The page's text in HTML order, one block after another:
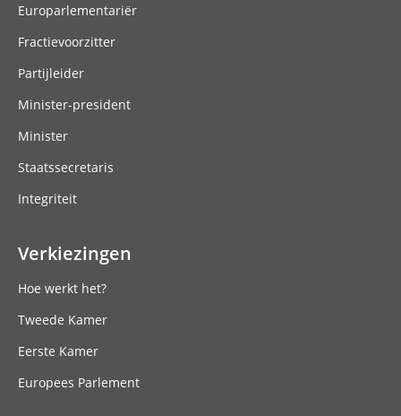
Europarlementariër
Fractievoorzitter
Partijleider
Minister-president
Minister
Staatssecretaris
Integriteit
Verkiezingen
Hoe werkt het?
Tweede Kamer
Eerste Kamer
Europees Parlement